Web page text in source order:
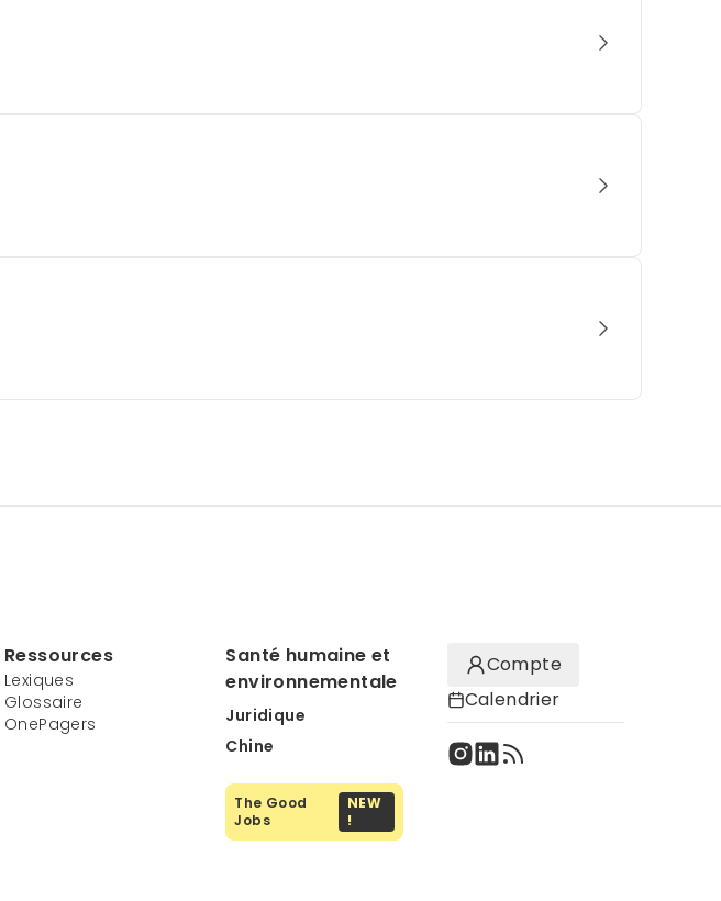
Ressources
Lexiques
Glossaire
OnePagers
Santé humaine et
environnementale
Juridique
Chine
The Good
Jobs
NEW
!
Compte
Calendrier